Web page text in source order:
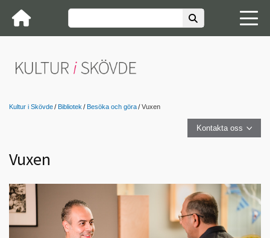
Kultur i Skövde Bibliotek Besöka och göra Vuxen
Kontakta oss
Vuxen